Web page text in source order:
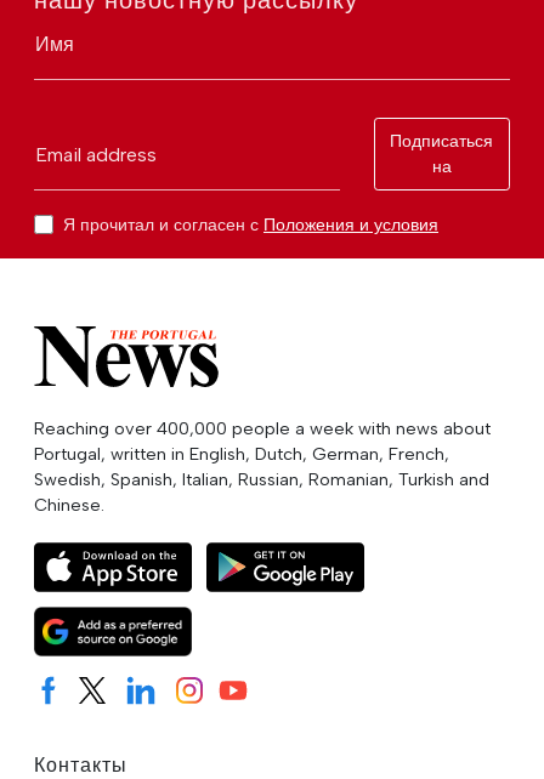
Имя
Email address
Подписаться
на
Я прочитал и согласен с Положения и условия
Reaching over 400,000 people a week with news about
Portugal, written in English, Dutch, German, French,
Swedish, Spanish, Italian, Russian, Romanian, Turkish and
Chinese.
Контакты